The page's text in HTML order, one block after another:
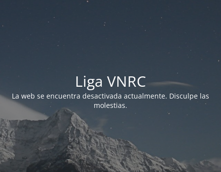
Liga VNRC
La web se encuentra desactivada actualmente. Disculpe las
molestias.